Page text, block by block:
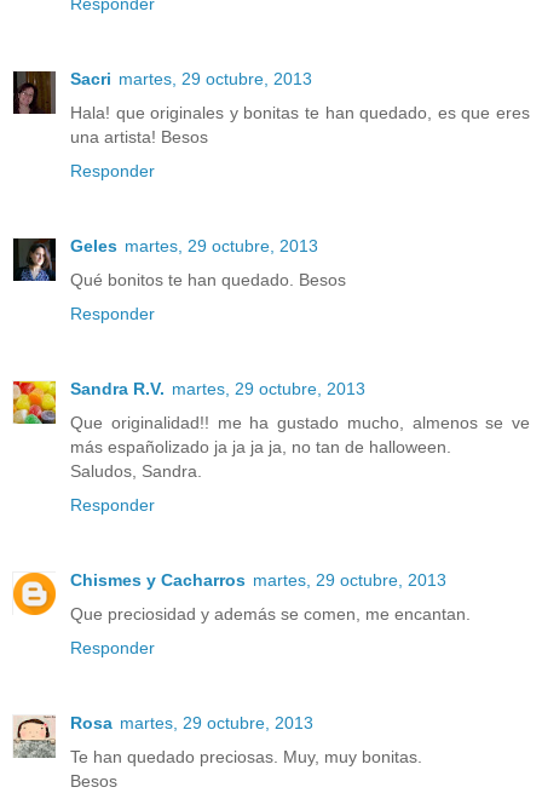
Sacri martes, 29 octubre, 2013
Hala! que originales y bonitas te han quedado, es que eres
una artista! Besos
Responder
Geles martes, 29 octubre, 2013
Qué bonitos te han quedado. Besos
Responder
Sandra R.V. martes, 29 octubre, 2013
Que originalidad!! me ha gustado mucho, almenos se ve
más españolizado ja ja ja ja, no tan de halloween.
Saludos, Sandra.
Responder
Chismes y Cacharros martes, 29 octubre, 2013
Que preciosidad y además se comen, me encantan.
Responder
Rosa martes, 29 octubre, 2013
Te han quedado preciosas. Muy, muy bonitas.
Besos